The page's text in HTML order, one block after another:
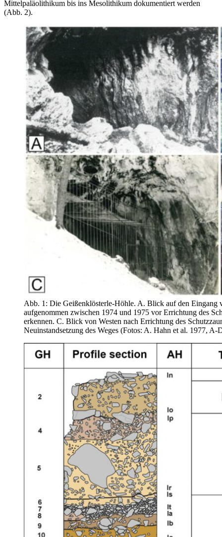
Mittelpaläolithikum bis ins Mesolithikum dokumentiert werden
(Abb. 2).
Abb. 1: Die Geißenklösterle-Höhle. A. Blick auf den Eingang
aufgenommen zwischen 1974 und 1975 vor Errichtung des
erkennen. C. Blick von Westen nach Errichtung des
Neuinstandsetzung des Weges (Fotos: A. Hahn et al. 1977,